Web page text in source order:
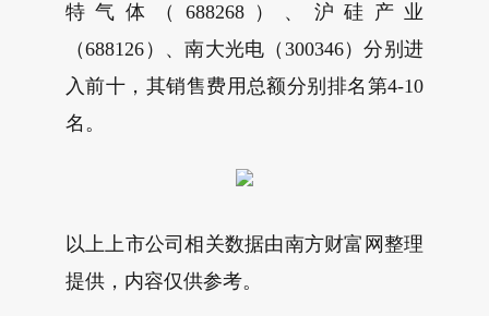
特气体（688268）、沪硅产业
（688126）、南大光电（300346）分别进
入前十，其销售费用总额分别排名第4-10
名。
以上上市公司相关数据由南方财富网整理
提供，内容仅供参考。